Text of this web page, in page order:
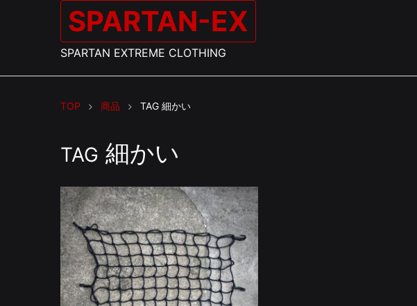
SPARTAN-EX
SPARTAN EXTREME CLOTHING
TOP 商品 TAG 細かい
TAG 細かい